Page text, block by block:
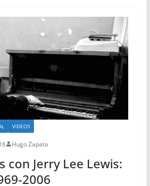
VIDEOS
Hugo Zapata
con Jerry Lee Lewis:
2006